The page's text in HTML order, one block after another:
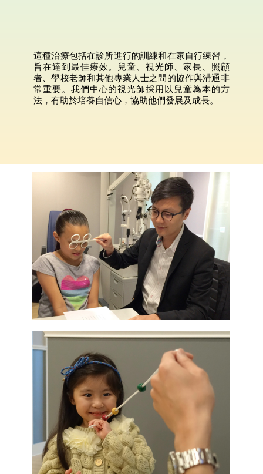
這種治療包括在診所進行的訓練和在家自行練習，
旨在達到最佳療效。兒童、視光師、家長、照顧
者、學校老師和其他專業人士之間的協作與溝通非
常重要。我們中心的視光師採用以兒童為本的方
法，有助於培養自信心，協助他們發展及成長。